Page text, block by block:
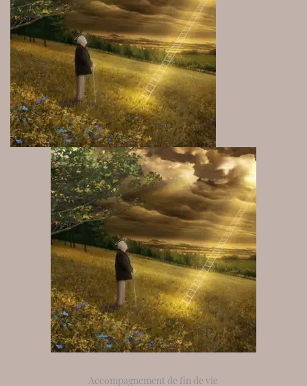
Accompagnement de fin de vie